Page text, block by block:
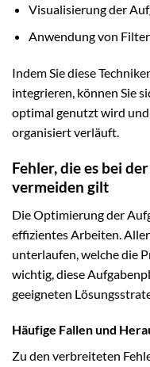
Visualisierung der
Anwendung von
Indem Sie diese
integrieren, können Sie
optimal genutzt wird
organisiert verläuft.
Fehler, die es bei
vermeiden gilt
Die Optimierung der
effizientes Arbeiten.
unterlaufen, welche die
wichtig, diese
geeigneten
Häufige Fallen und
Zu den verbreiteten